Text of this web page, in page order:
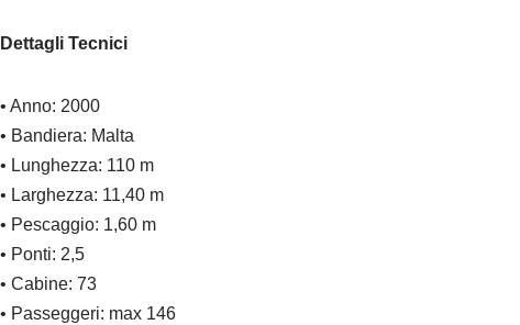
Dettagli Tecnici
• Anno: 2000
• Bandiera: Malta
• Lunghezza: 110 m
• Larghezza: 11,40 m
• Pescaggio: 1,60 m
• Ponti: 2,5
• Cabine: 73
• Passeggeri: max 146